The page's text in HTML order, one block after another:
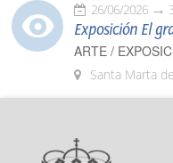
26/06/2026
Exposición El
ARTE /
Santa Marta